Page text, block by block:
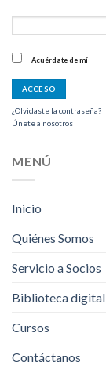
Acuérdate de mí
¿Olvidaste la contraseña?
Únete a nosotros
MENÚ
Inicio
Quiénes Somos
Servicio a Socios
Biblioteca digital
Cursos
Contáctanos